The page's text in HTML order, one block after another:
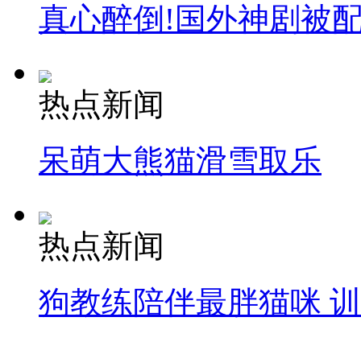
真心醉倒!国外神剧被
热点新闻
呆萌大熊猫滑雪取乐
热点新闻
狗教练陪伴最胖猫咪